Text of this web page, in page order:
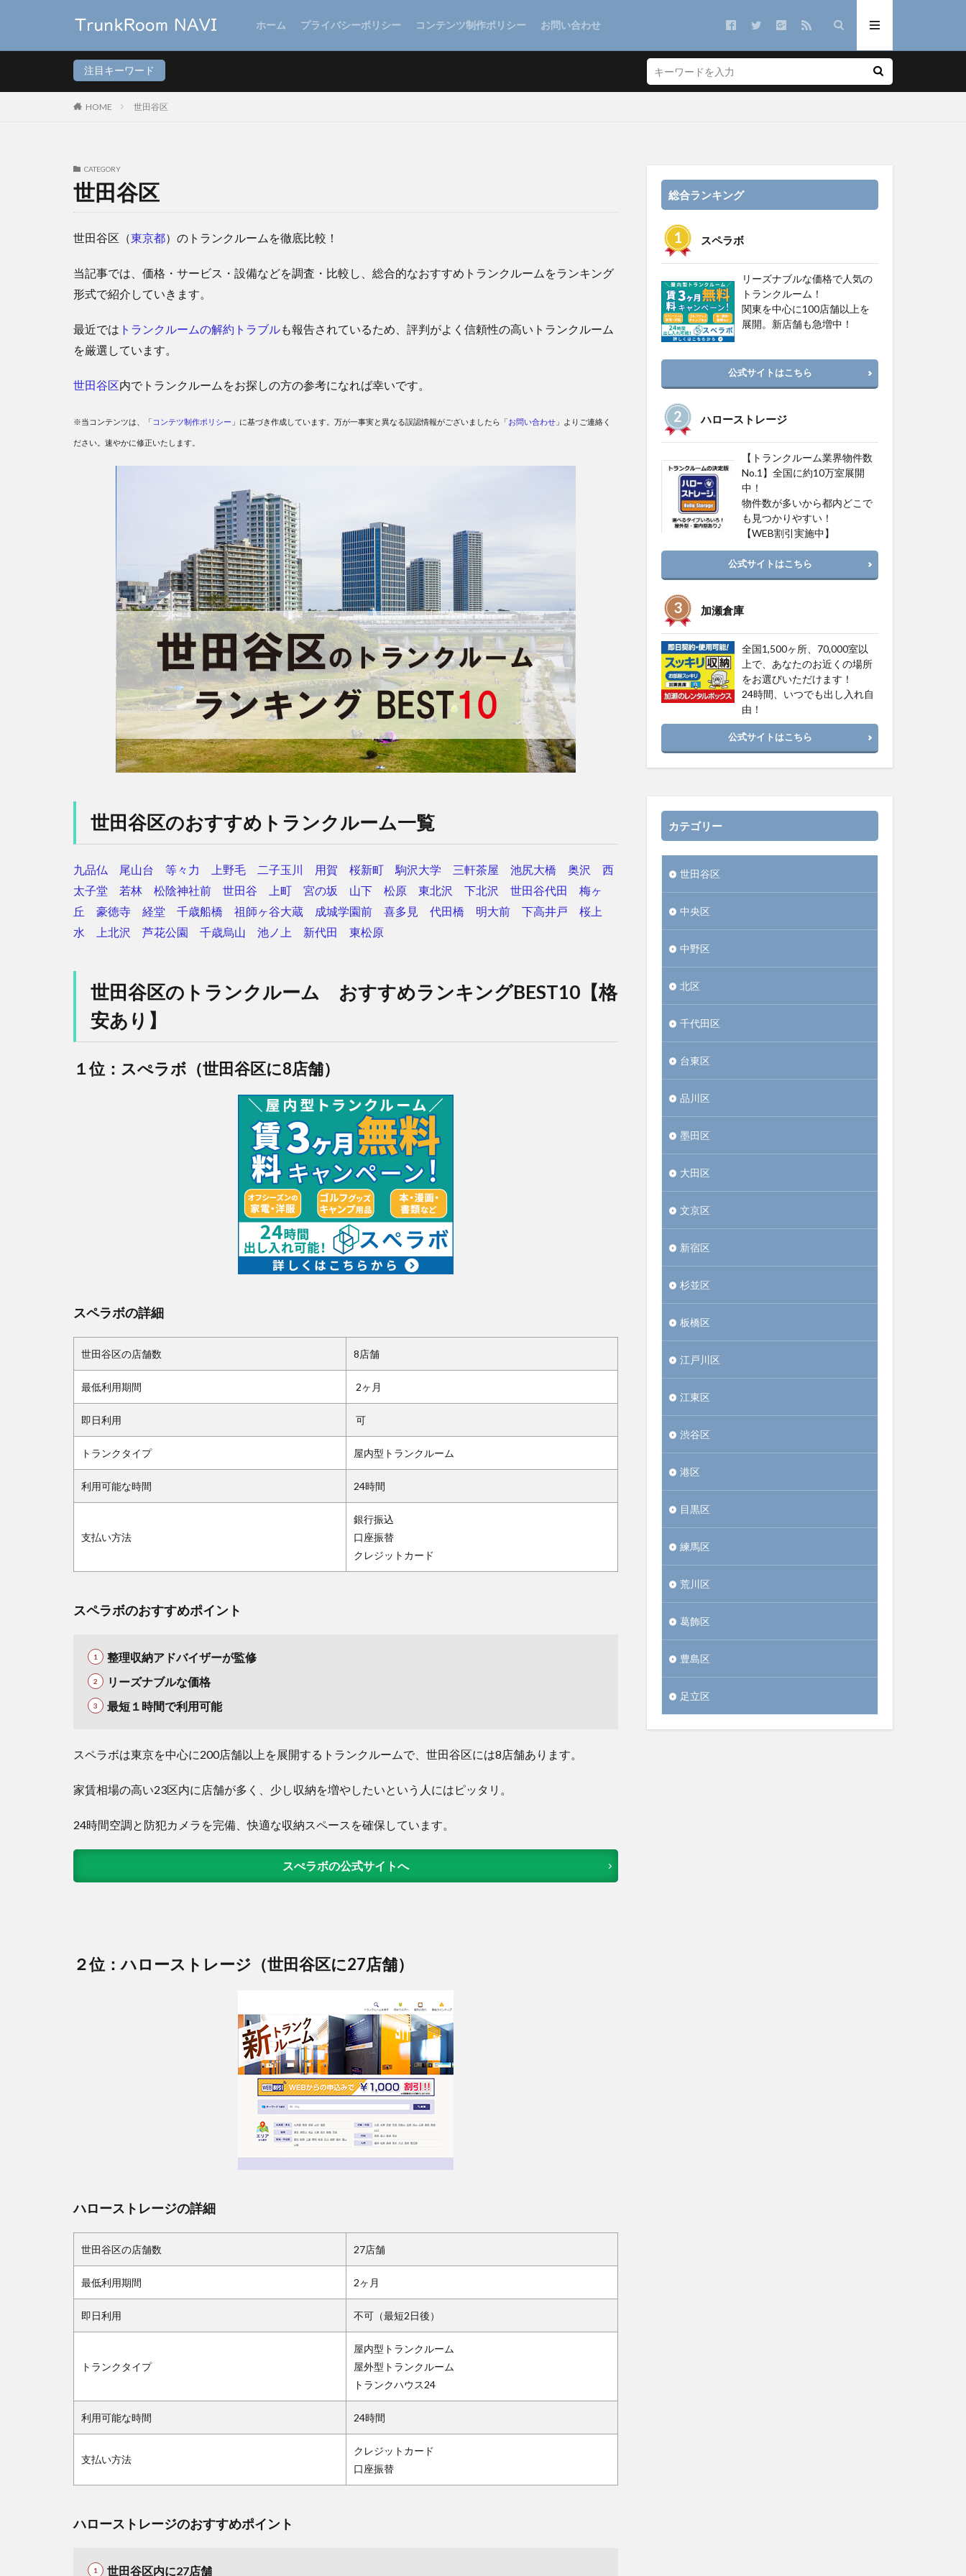
ホーム プライバシーポリシー コンテンツ制作ポリシー お問い合わせ
注目キーワード
HOME 世田谷区
CATEGORY
世田谷区
世田谷区（東京都）のトランクルームを徹底比較！
当記事では、価格・サービス・設備などを調査・比較し、総合的なおすすめトランクルームをランキング
形式で紹介していきます。
最近では トランクルームの解約トラブルも報告されているため、評判がよく信頼性の高いトランクルーム
を厳選しています。
世田谷区内でトランクルームをお探しの方の参考になれば幸いです。
※当コンテンツは、「 コンテツ制作ポリシー 」に基づき作成しています。万が一事実と異なる誤認情報がございましたら「お問い合わせ 」よりご連絡く
ださい。速やかに修正いたします。
世田谷区のおすすめトランクルーム一覧
九品仏 尾山台 等々力 上野毛 二子玉川 用賀 桜新町 駒沢大学 三軒茶屋 池尻大橋 奥沢
西
太子堂
若林 松陰神社前 世田谷 上町 宮の坂 山下 松原 東北沢 下北沢 世田谷代田
梅ヶ
丘
豪徳寺 経堂 千歳船橋 祖師ヶ谷大蔵 成城学園前 喜多見 代田橋 明大前 下高井戸
桜上
水
上北沢 芦花公園 千歳烏山 池ノ上 新代田 東松原
世田谷区のトランクルーム おすすめランキングBEST10【格
安あり】
１位：スぺラボ（世田谷区に8店舗）
スペラボの詳細
世田谷区の店舗数 8店舗
最低利用期間 2ヶ月
即日利用 可
トランクタイプ 屋内型トランクルーム
利用可能な時間 24時間
支払い方法
銀行振込
口座振替
クレジットカード
スペラボのおすすめポイント
整理収納アドバイザーが監修
リーズナブルな価格
最短１時間で利用可能
スペラボは東京を中心に200店舗以上を展開するトランクルームで、世田谷区には8店舗あります。
家賃相場の高い23区内に店舗が多く、少し収納を増やしたいという人にはピッタリ。
24時間空調と防犯カメラを完備、快適な収納スペースを確保しています。
スぺラボの公式サイトへ
２位：ハローストレージ（世田谷区に27店舗）
ハローストレージの詳細
世田谷区の店舗数 27店舗
最低利用期間 2ヶ月
即日利用 不可（最短2日後）
トランクタイプ
屋内型トランクルーム
屋外型トランクルーム
トランクハウス24
利用可能な時間 24時間
支払い方法
クレジットカード
口座振替
ハローストレージのおすすめポイント
世田谷区内に27店舗
総合ランキング
スペラボ
リーズナブルな価格で人気の
トランクルーム！
関東を中心に100店舗以上を
展開。新店舗も急増中！
公式サイトはこちら
ハローストレージ
【トランクルーム業界物件数
No.1】全国に約10万室展開
中！
物件数が多いから都内どこで
も見つかりやすい！
【WEB割引実施中】
公式サイトはこちら
加瀬倉庫
全国1,500ヶ所、70,000室以
上で、あなたのお近くの場所
をお選びいただけます！
24時間、いつでも出し入れ自
由！
公式サイトはこちら
カテゴリー
世田谷区
中央区
中野区
北区
千代田区
台東区
品川区
墨田区
大田区
文京区
新宿区
杉並区
板橋区
江戸川区
江東区
渋谷区
港区
目黒区
練馬区
荒川区
葛飾区
豊島区
足立区